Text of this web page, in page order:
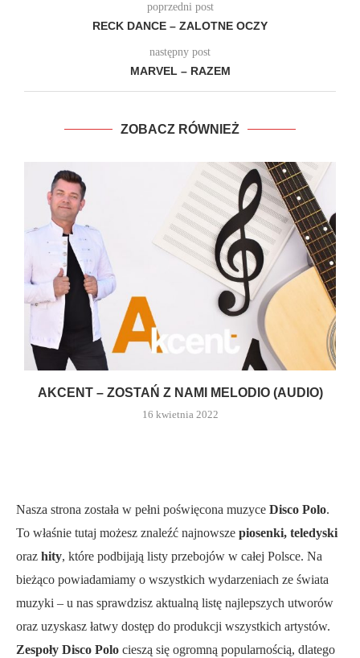
poprzedni post
RECK DANCE – ZALOTNE OCZY
następny post
MARVEL – RAZEM
ZOBACZ RÓWNIEŻ
AKCENT – ZOSTAŃ Z NAMI MELODIO (AUDIO)
16 kwietnia 2022
Nasza strona została w pełni poświęcona muzyce Disco Polo.
To właśnie tutaj możesz znaleźć najnowsze piosenki, teledyski
oraz hity, które podbijają listy przebojów w całej Polsce. Na
bieżąco powiadamiamy o wszystkich wydarzeniach ze świata
muzyki – u nas sprawdzisz aktualną listę najlepszych utworów
oraz uzyskasz łatwy dostęp do produkcji wszystkich artystów.
Zespoły Disco Polo cieszą się ogromną popularnością, dlatego